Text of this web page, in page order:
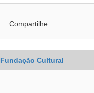
Compartilhe:
Fundação Cultural